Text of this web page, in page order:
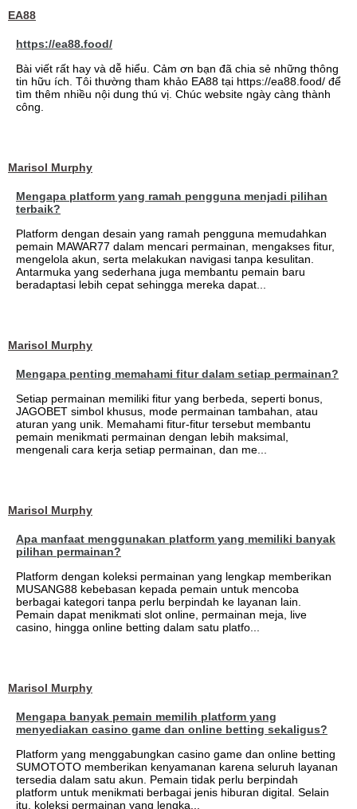
EA88
https://ea88.food/
Bài viết rất hay và dễ hiểu. Cảm ơn bạn đã chia sẻ những thông
tin hữu ích. Tôi thường tham khảo EA88 tại https://ea88.food/ để
tìm thêm nhiều nội dung thú vị. Chúc website ngày càng thành
công.
Marisol Murphy
Mengapa platform yang ramah pengguna menjadi pilihan
terbaik?
Platform dengan desain yang ramah pengguna memudahkan
pemain MAWAR77 dalam mencari permainan, mengakses fitur,
mengelola akun, serta melakukan navigasi tanpa kesulitan.
Antarmuka yang sederhana juga membantu pemain baru
beradaptasi lebih cepat sehingga mereka dapat...
Marisol Murphy
Mengapa penting memahami fitur dalam setiap permainan?
Setiap permainan memiliki fitur yang berbeda, seperti bonus,
JAGOBET simbol khusus, mode permainan tambahan, atau
aturan yang unik. Memahami fitur-fitur tersebut membantu
pemain menikmati permainan dengan lebih maksimal,
mengenali cara kerja setiap permainan, dan me...
Marisol Murphy
Apa manfaat menggunakan platform yang memiliki banyak
pilihan permainan?
Platform dengan koleksi permainan yang lengkap memberikan
MUSANG88 kebebasan kepada pemain untuk mencoba
berbagai kategori tanpa perlu berpindah ke layanan lain.
Pemain dapat menikmati slot online, permainan meja, live
casino, hingga online betting dalam satu platfo...
Marisol Murphy
Mengapa banyak pemain memilih platform yang
menyediakan casino game dan online betting sekaligus?
Platform yang menggabungkan casino game dan online betting
SUMOTOTO memberikan kenyamanan karena seluruh layanan
tersedia dalam satu akun. Pemain tidak perlu berpindah
platform untuk menikmati berbagai jenis hiburan digital. Selain
itu, koleksi permainan yang lengka...